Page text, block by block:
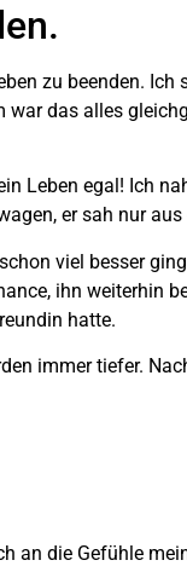
zu beenden. Ich
war das alles
Leben egal! Ich
er sah nur aus
viel besser
ihn weiterhin
hatte.
immer tiefer.
an die Gefühle